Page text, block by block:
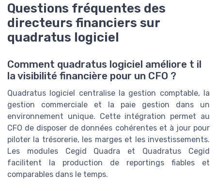
Questions fréquentes des
directeurs financiers sur
quadratus logiciel
Comment quadratus logiciel améliore t il
la visibilité financière pour un CFO ?
Quadratus logiciel centralise la gestion comptable, la
gestion commerciale et la paie gestion dans un
environnement unique. Cette intégration permet au
CFO de disposer de données cohérentes et à jour pour
piloter la trésorerie, les marges et les investissements.
Les modules Cegid Quadra et Quadratus Cegid
facilitent la production de reportings fiables et
comparables dans le temps.